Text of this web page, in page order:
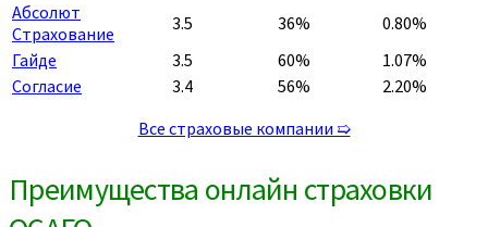
Абсолют
Страхование
3.5 36%
0.80%
Гайде
3.5 60%
1.07%
Согласие
3.4 56%
2.20%
Все страховые компании ➯
Преимущества онлайн страховки